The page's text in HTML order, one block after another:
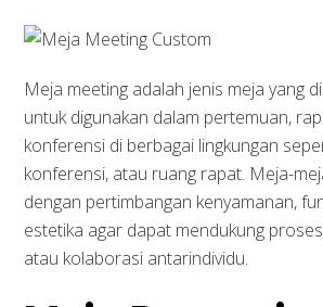
Meja meeting adalah jenis meja yang
untuk digunakan dalam pertemuan,
konferensi di berbagai lingkungan
konferensi, atau ruang rapat. Meja-
dengan pertimbangan kenyamanan,
estetika agar dapat mendukung
atau kolaborasi antarindividu.